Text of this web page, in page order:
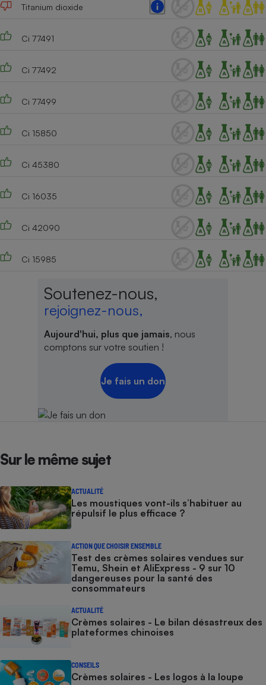
Titanium dioxide
Ci 77491
Ci 77492
Ci 77499
Ci 15850
Ci 45380
Ci 16035
Ci 42090
Ci 15985
Soutenez-nous,
rejoignez-nous,
Aujourd'hui, plus que jamais, nous
comptons sur votre soutien !
Je fais un don
Sur le même sujet
ACTUALITÉ
Les moustiques vont-ils s’habituer au
répulsif le plus efficace ?
ACTION QUE CHOISIR ENSEMBLE
Test des crèmes solaires vendues sur
Temu, Shein et AliExpress - 9 sur 10
dangereuses pour la santé des
consommateurs
ACTUALITÉ
Crèmes solaires - Le bilan désastreux des
plateformes chinoises
CONSEILS
Crèmes solaires - Les logos à la loupe